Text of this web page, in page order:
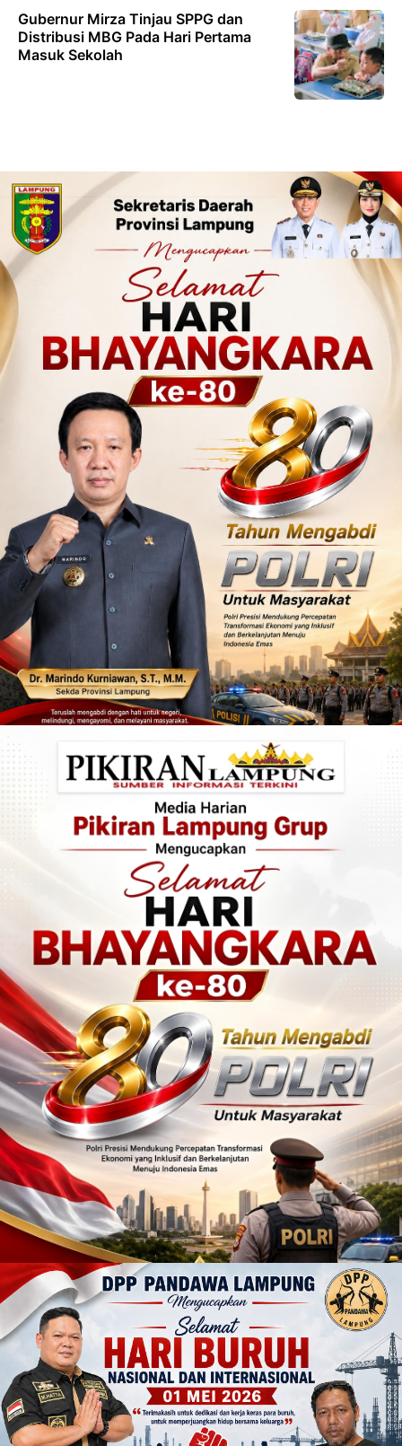
Gubernur Mirza Tinjau SPPG dan
Distribusi MBG Pada Hari Pertama
Masuk Sekolah